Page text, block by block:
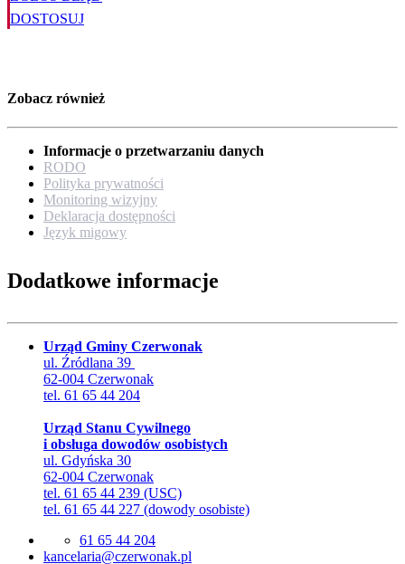
DOSTOSUJ
Zobacz również
Informacje o przetwarzaniu danych
RODO
Polityka prywatności
Monitoring wizyjny
Deklaracja dostępności
Język migowy
Dodatkowe informacje
Urząd Gminy Czerwonak
ul. Źródlana 39
62-004 Czerwonak
tel. 61 65 44 204
Urząd Stanu Cywilnego
i obsługa dowodów osobistych
ul. Gdyńska 30
62-004 Czerwonak
tel. 61 65 44 239 (USC)
tel. 61 65 44 227 (dowody osobiste)
61 65 44 204
lp.kanowrezc@airalecnak